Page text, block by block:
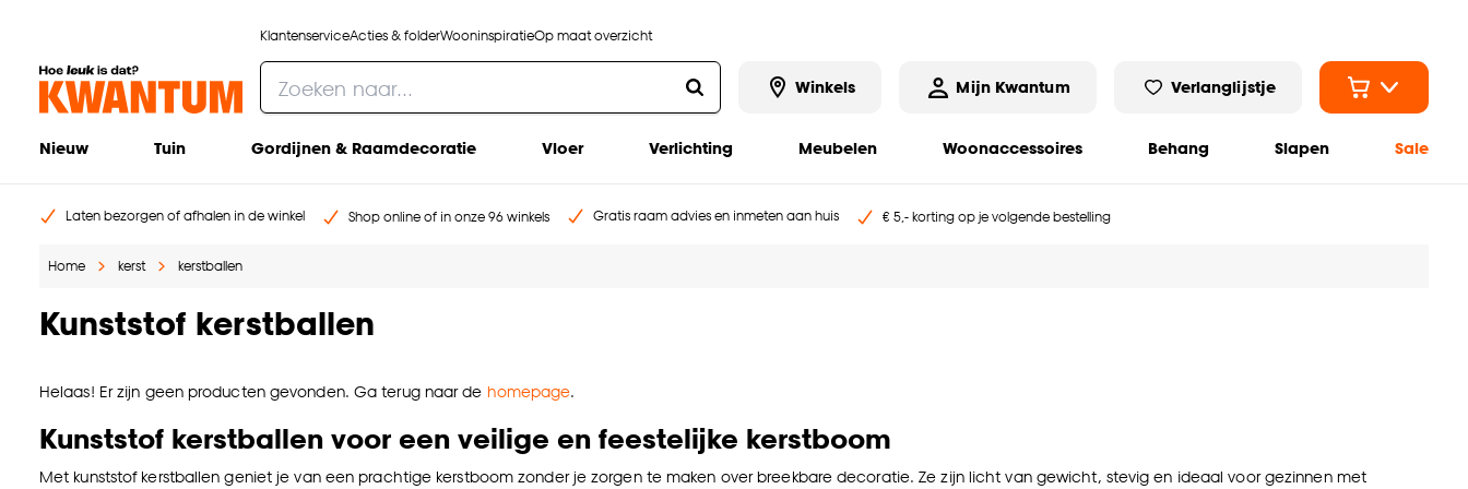
KlantenserviceActies & folderWooninspiratieOp maat overzicht
Winkels Mijn Kwantum Verlanglijstje
Nieuw Tuin Gordijnen & Raamdecoratie Vloer Verlichting Meubelen Woonaccessoires Behang Slapen Sale
Laten bezorgen of afhalen in de winkel Shop online of in onze 96 winkels Gratis raam advies en inmeten aan huis € 5,- korting op je volgende bestelling
Home kerst kerstballen
Kunststof kerstballen
Helaas! Er zijn geen producten gevonden. Ga terug naar de homepage.
Kunststof kerstballen voor een veilige en feestelijke kerstboom
Met kunststof kerstballen geniet je van een prachtige kerstboom zonder je zorgen te maken over breekbare decoratie. Ze zijn licht van gewicht, stevig en ideaal voor gezinnen met